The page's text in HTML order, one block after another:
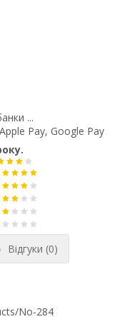
...
Pay, Google Pay
Відгуки (0)
No-284